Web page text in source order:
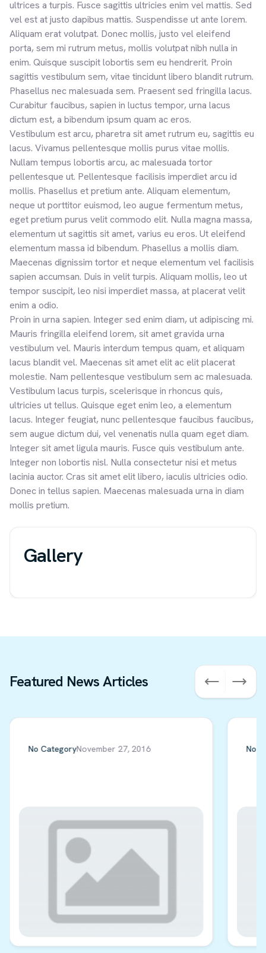
ultrices a turpis. Fusce sagittis ultricies enim vel mattis. Sed
vel est at justo dapibus mattis. Suspendisse ut ante lorem.
Aliquam erat volutpat. Donec mollis, justo vel eleifend
porta, sem mi rutrum metus, mollis volutpat nibh nulla in
enim. Quisque suscipit lobortis sem eu hendrerit. Proin
sagittis vestibulum sem, vitae tincidunt libero blandit rutrum.
Phasellus nec malesuada sem. Praesent sed fringilla lacus.
Curabitur faucibus, sapien in luctus tempor, urna lacus
dictum est, a bibendum ipsum quam ac eros.
Vestibulum est arcu, pharetra sit amet rutrum eu, sagittis eu
lacus. Vivamus pellentesque mollis purus vitae mollis.
Nullam tempus lobortis arcu, ac malesuada tortor
pellentesque ut. Pellentesque facilisis imperdiet arcu id
mollis. Phasellus et pretium ante. Aliquam elementum,
neque ut porttitor euismod, leo augue fermentum metus,
eget pretium purus velit commodo elit. Nulla magna massa,
elementum ut sagittis sit amet, varius eu eros. Ut eleifend
elementum massa id bibendum. Phasellus a mollis diam.
Maecenas dignissim tortor et neque elementum vel facilisis
sapien accumsan. Duis in velit turpis. Aliquam mollis, leo ut
tempor suscipit, leo nisi imperdiet massa, at placerat velit
enim a odio.
Proin in urna sapien. Integer sed enim diam, ut adipiscing mi.
Mauris fringilla eleifend lorem, sit amet gravida urna
vestibulum vel. Mauris interdum tempus quam, et aliquam
lacus blandit vel. Maecenas sit amet elit ac elit placerat
molestie. Nam pellentesque vestibulum sem ac malesuada.
Vestibulum lacus turpis, scelerisque in rhoncus quis,
ultricies ut tellus. Quisque eget enim leo, a elementum
lacus. Integer feugiat, nunc pellentesque faucibus faucibus,
sem augue dictum dui, vel venenatis nulla quam eget diam.
Integer sit amet ligula mauris. Fusce quis vestibulum ante.
Integer non lobortis nisl. Nulla consectetur nisi et metus
lacinia auctor. Cras sit amet elit libero, iaculis ultricies odio.
Donec in tellus sapien. Maecenas malesuada urna in diam
mollis pretium.
Gallery
Featured News Articles
No CategoryNovember 27, 2016 No